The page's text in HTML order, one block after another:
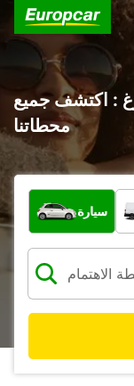
: اكتشف جميع
محطاتنا
ما نوع المركبة؟
سيارة